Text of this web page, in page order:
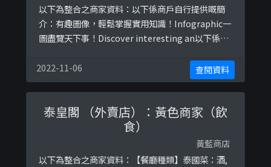
以下為整合之商家資料：以下係商戶自行提供嘅簡
介：有趣圖像，輕鬆掌握實用知識！Infographic一
圖盡覽天下事！Discover interesting an以下係相
2022-11-06
查閱資料
泰皇閣 （外賣店）：黃色商家（飲
食）
黃藍商店
以下為整合之商家資料：【餐廳種類】泰國菜：酒,